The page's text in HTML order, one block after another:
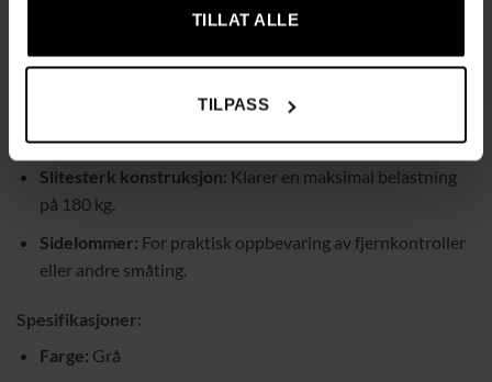
TILLAT ALLE
TILPASS
ben for maksimal avslapning.
Seter og ryggstøtte med ekstra
komfortabel fylling.
Slitesterk konstruksjon: Klarer en maksimal belastning
på 180 kg.
Sidelommer: For praktisk oppbevaring av fjernkontroller
eller andre småting.
Spesifikasjoner:
Farge: Grå